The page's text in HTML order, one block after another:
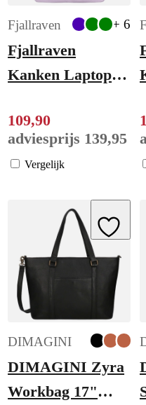
+ 6
Fjallraven
Fjallraven
Kanken Laptop
lavender
109,90
adviesprijs 139,95
Vergelijk
Add to
DIMAGINI
DIMAGINI Zyra
Workbag 17"